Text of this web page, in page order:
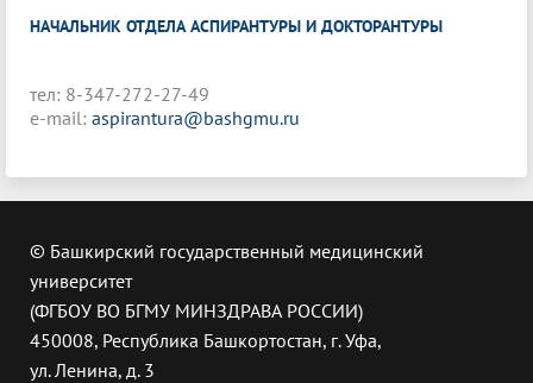
НАЧАЛЬНИК ОТДЕЛА АСПИРАНТУРЫ И ДОКТОРАНТУРЫ
тел: 8-347-272-27-49
e-mail: aspirantura@bashgmu.ru
© Башкирский государственный медицинский
университет
(ФГБОУ ВО БГМУ МИНЗДРАВА РОССИИ)
450008, Республика Башкортостан, г. Уфа,
ул. Ленина, д. 3